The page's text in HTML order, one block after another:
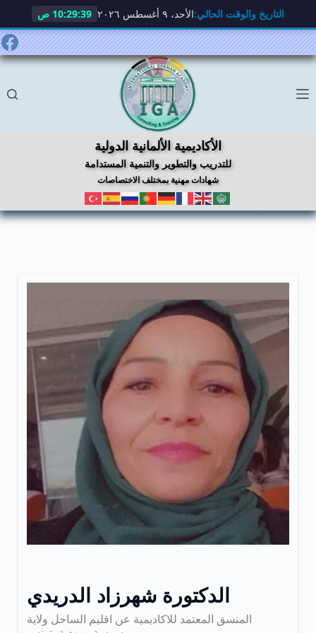
التاريخ والوقت الحالي:الأحد، ٩ أغسطس ٢٠٢٦ 10:29:39 ص
التجاوز
إلى
المحتوى
الأكاديمية الألمانية الدولية
للتدريب والتطوير والتنمية المستدامة
شهادات مهنية بمختلف الاختصاصات
الدكتورة شهرزاد الدريدي
المنسق المعتمد للاكاديمية عن اقليم الساحل ولاية